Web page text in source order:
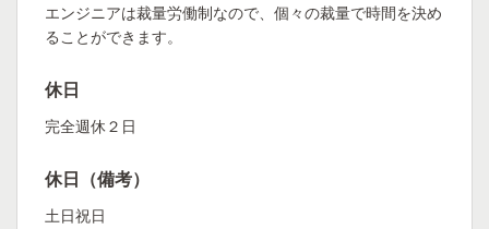
エンジニアは裁量労働制なので、個々の裁量で時間を決め
ることができます。
休日
完全週休２日
休日（備考）
土日祝日